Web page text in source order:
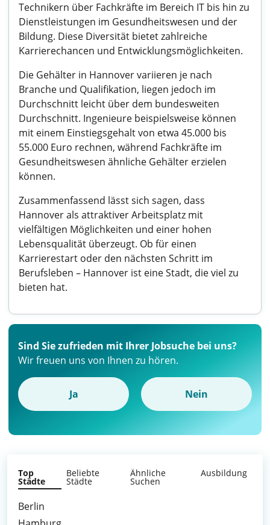
Technikern über Fachkräfte im Bereich IT bis hin zu
Dienstleistungen im Gesundheitswesen und der
Bildung. Diese Diversität bietet zahlreiche
Karrierechancen und Entwicklungsmöglichkeiten.
Die Gehälter in Hannover variieren je nach
Branche und Qualifikation, liegen jedoch im
Durchschnitt leicht über dem bundesweiten
Durchschnitt. Ingenieure beispielsweise können
mit einem Einstiegsgehalt von etwa 45.000 bis
55.000 Euro rechnen, während Fachkräfte im
Gesundheitswesen ähnliche Gehälter erzielen
können.
Zusammenfassend lässt sich sagen, dass
Hannover als attraktiver Arbeitsplatz mit
vielfältigen Möglichkeiten und einer hohen
Lebensqualität überzeugt. Ob für einen
Karrierestart oder den nächsten Schritt im
Berufsleben – Hannover ist eine Stadt, die viel zu
bieten hat.
Sind Sie zufrieden mit Ihrer Jobsuche bei uns?
Wir freuen uns von Ihnen zu hören.
Ja Nein
Top
Städte
Beliebte
Städte
Ähnliche
Suchen
Ausbildung
Berlin